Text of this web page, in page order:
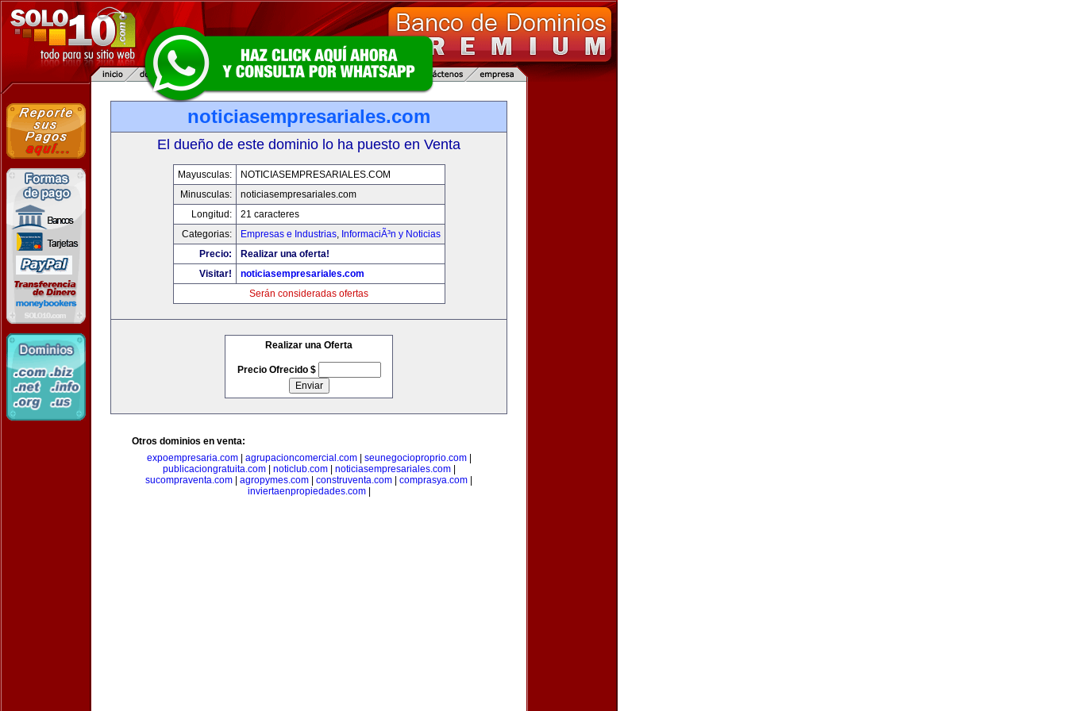
noticiasempresariales.com
El dueño de este dominio lo ha puesto en Venta
Mayusculas:
NOTICIASEMPRESARIALES.COM
Minusculas:
noticiasempresariales.com
Longitud:
21 caracteres
Categorias:
Empresas e Industrias, InformaciÃ³n y Noticias
Precio:
Realizar una oferta!
Visitar!
noticiasempresariales.com
Serán consideradas ofertas
Realizar una Oferta
Precio Ofrecido $
Otros dominios en venta:
expoempresaria.com| agrupacioncomercial.com| seunegocioproprio.com|
publicaciongratuita.com| noticlub.com| noticiasempresariales.com|
sucompraventa.com
agropymes.com construventa.com comprasya.com
inviertaenpropiedades.com|